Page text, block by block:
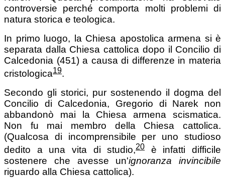
controversie perché comporta molti problemi di
natura storica e teologica.
In primo luogo, la Chiesa apostolica armena si è
separata dalla Chiesa cattolica dopo il Concilio di
Calcedonia (451) a causa di differenze in materia
cristologica19.
Secondo gli storici, pur sostenendo il dogma del
Concilio di Calcedonia, Gregorio di Narek non
abbandonò mai la Chiesa armena scismatica.
Non fu mai membro della Chiesa cattolica.
(Qualcosa di incomprensibile per uno studioso
dedito a una vita di studio,20è infatti difficile
sostenere che avesse un'ignoranza invincibile
riguardo alla Chiesa cattolica).